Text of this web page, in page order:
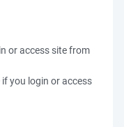
or access site from
you login or access